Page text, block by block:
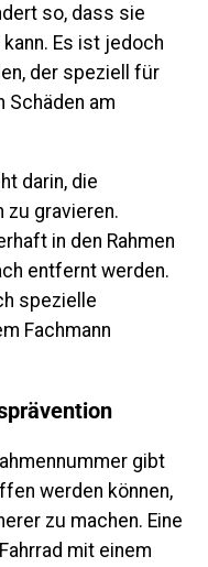
so, dass sie
Es ist jedoch
der speziell für
Schäden am
darin, die
zu gravieren.
in den Rahmen
entfernt werden.
spezielle
Fachmann
gibt
werden können,
zu machen. Eine
mit einem